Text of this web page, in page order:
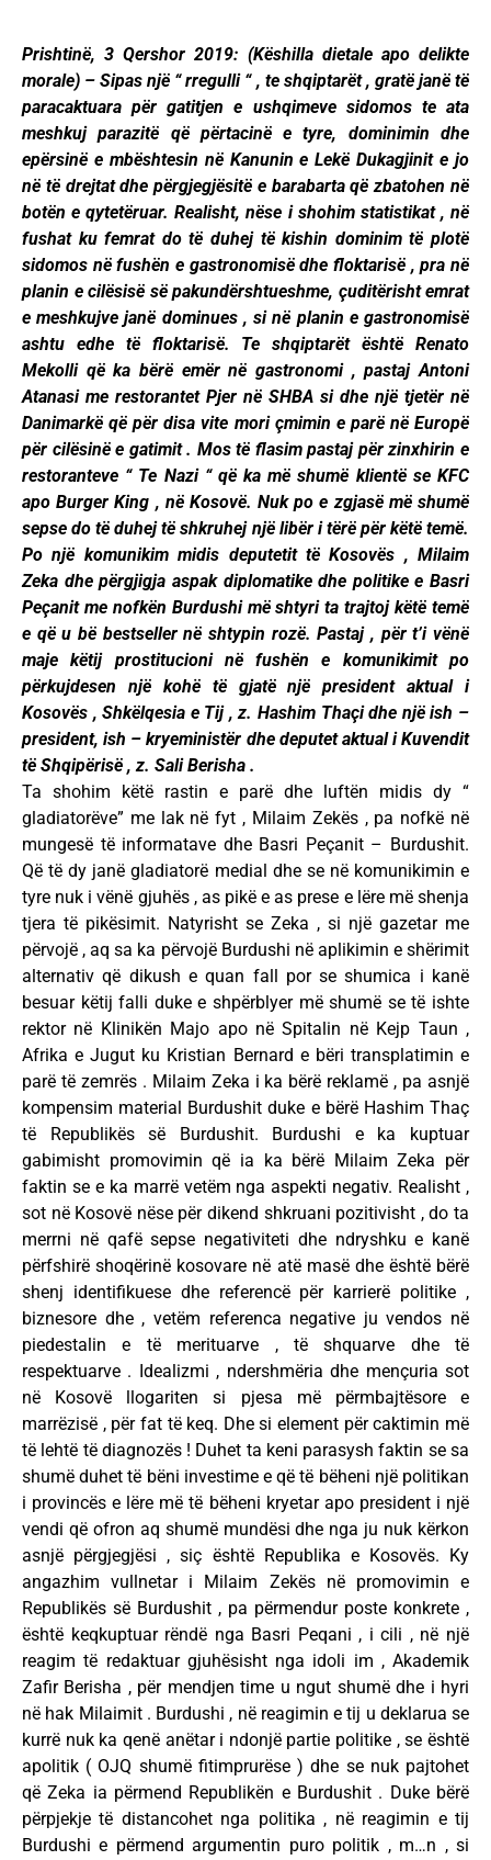
Prishtinë, 3 Qershor 2019: (Këshilla dietale apo delikte
morale) – Sipas një “ rregulli “ , te shqiptarët , gratë janë të
paracaktuara për gatitjen e ushqimeve sidomos te ata
meshkuj parazitë që përtacinë e tyre, dominimin dhe
epërsinë e mbështesin në Kanunin e Lekë Dukagjinit e jo
në të drejtat dhe përgjegjësitë e barabarta që zbatohen në
botën e qytetëruar. Realisht, nëse i shohim statistikat , në
fushat ku femrat do të duhej të kishin dominim të plotë
sidomos në fushën e gastronomisë dhe floktarisë , pra në
planin e cilësisë së pakundërshtueshme, çuditërisht emrat
e meshkujve janë dominues , si në planin e gastronomisë
ashtu edhe të floktarisë. Te shqiptarët është Renato
Mekolli që ka bërë emër në gastronomi , pastaj Antoni
Atanasi me restorantet Pjer në SHBA si dhe një tjetër në
Danimarkë që për disa vite mori çmimin e parë në Europë
për cilësinë e gatimit . Mos të flasim pastaj për zinxhirin e
restoranteve “ Te Nazi “ që ka më shumë klientë se KFC
apo Burger King , në Kosovë. Nuk po e zgjasë më shumë
sepse do të duhej të shkruhej një libër i tërë për këtë temë.
Po një komunikim midis deputetit të Kosovës , Milaim
Zeka dhe përgjigja aspak diplomatike dhe politike e Basri
Peçanit me nofkën Burdushi më shtyri ta trajtoj këtë temë
e që u bë bestseller në shtypin rozë. Pastaj , për t’i vënë
maje këtij prostitucioni në fushën e komunikimit po
përkujdesen një kohë të gjatë një president aktual i
Kosovës , Shkëlqesia e Tij , z. Hashim Thaçi dhe një ish –
president, ish – kryeministër dhe deputet aktual i Kuvendit
të Shqipërisë , z. Sali Berisha .
Ta shohim këtë rastin e parë dhe luftën midis dy “
gladiatorëve” me lak në fyt , Milaim Zekës , pa nofkë në
mungesë të informatave dhe Basri Peçanit – Burdushit.
Që të dy janë gladiatorë medial dhe se në komunikimin e
tyre nuk i vënë gjuhës , as pikë e as prese e lëre më shenja
tjera të pikësimit. Natyrisht se Zeka , si një gazetar me
përvojë , aq sa ka përvojë Burdushi në aplikimin e shërimit
alternativ që dikush e quan fall por se shumica i kanë
besuar këtij falli duke e shpërblyer më shumë se të ishte
rektor në Klinikën Majo apo në Spitalin në Kejp Taun ,
Afrika e Jugut ku Kristian Bernard e bëri transplatimin e
parë të zemrës . Milaim Zeka i ka bërë reklamë , pa asnjë
kompensim material Burdushit duke e bërë Hashim Thaç
të Republikës së Burdushit. Burdushi e ka kuptuar
gabimisht promovimin që ia ka bërë Milaim Zeka për
faktin se e ka marrë vetëm nga aspekti negativ. Realisht ,
sot në Kosovë nëse për dikend shkruani pozitivisht , do ta
merrni në qafë sepse negativiteti dhe ndryshku e kanë
përfshirë shoqërinë kosovare në atë masë dhe është bërë
shenj identifikuese dhe referencë për karrierë politike ,
biznesore dhe , vetëm referenca negative ju vendos në
piedestalin e të merituarve , të shquarve dhe të
respektuarve . Idealizmi , ndershmëria dhe mençuria sot
në Kosovë llogariten si pjesa më përmbajtësore e
marrëzisë , për fat të keq. Dhe si element për caktimin më
të lehtë të diagnozës ! Duhet ta keni parasysh faktin se sa
shumë duhet të bëni investime e që të bëheni një politikan
i provincës e lëre më të bëheni kryetar apo president i një
vendi që ofron aq shumë mundësi dhe nga ju nuk kërkon
asnjë përgjegjësi , siç është Republika e Kosovës. Ky
angazhim vullnetar i Milaim Zekës në promovimin e
Republikës së Burdushit , pa përmendur poste konkrete ,
është keqkuptuar rëndë nga Basri Peqani , i cili , në një
reagim të redaktuar gjuhësisht nga idoli im , Akademik
Zafir Berisha , për mendjen time u ngut shumë dhe i hyri
në hak Milaimit . Burdushi , në reagimin e tij u deklarua se
kurrë nuk ka qenë anëtar i ndonjë partie politike , se është
apolitik ( OJQ shumë fitimprurëse ) dhe se nuk pajtohet
që Zeka ia përmend Republikën e Burdushit . Duke bërë
përpjekje të distancohet nga politika , në reagimin e tij
Burdushi e përmend argumentin puro politik , m…n , si